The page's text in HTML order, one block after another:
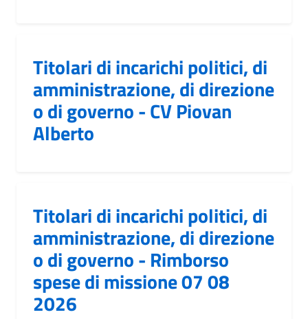
Titolari di incarichi politici, di
amministrazione, di direzione
o di governo - CV Piovan
Alberto
Titolari di incarichi politici, di
amministrazione, di direzione
o di governo - Rimborso
spese di missione 07 08
2026